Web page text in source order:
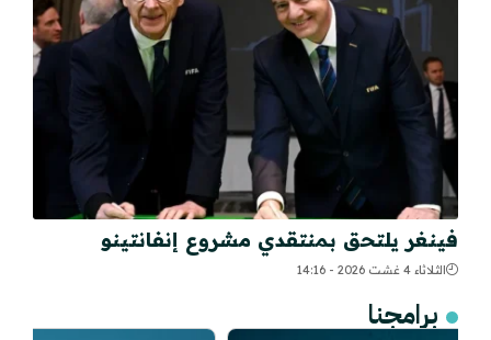
فينغر يلتحق بمنتقدي مشروع إنفانتينو
الثلاثاء 4 غشت 2026 - 14:16
برامجنا